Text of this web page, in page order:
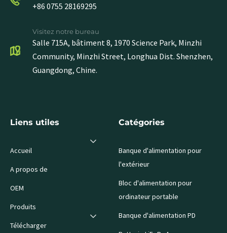
+86 0755 28169295
Visitez notre bureau
Salle 715A, bâtiment 8, 1970 Science Park, Minzhi
Community, Minzhi Street, Longhua Dist. Shenzhen,
Guangdong, Chine.
Liens utiles
Accueil
A propos de
OEM
Produits
Télécharger
Catégories
Banque d'alimentation pour
l'extérieur
Bloc d'alimentation pour
ordinateur portable
Banque d'alimentation PD